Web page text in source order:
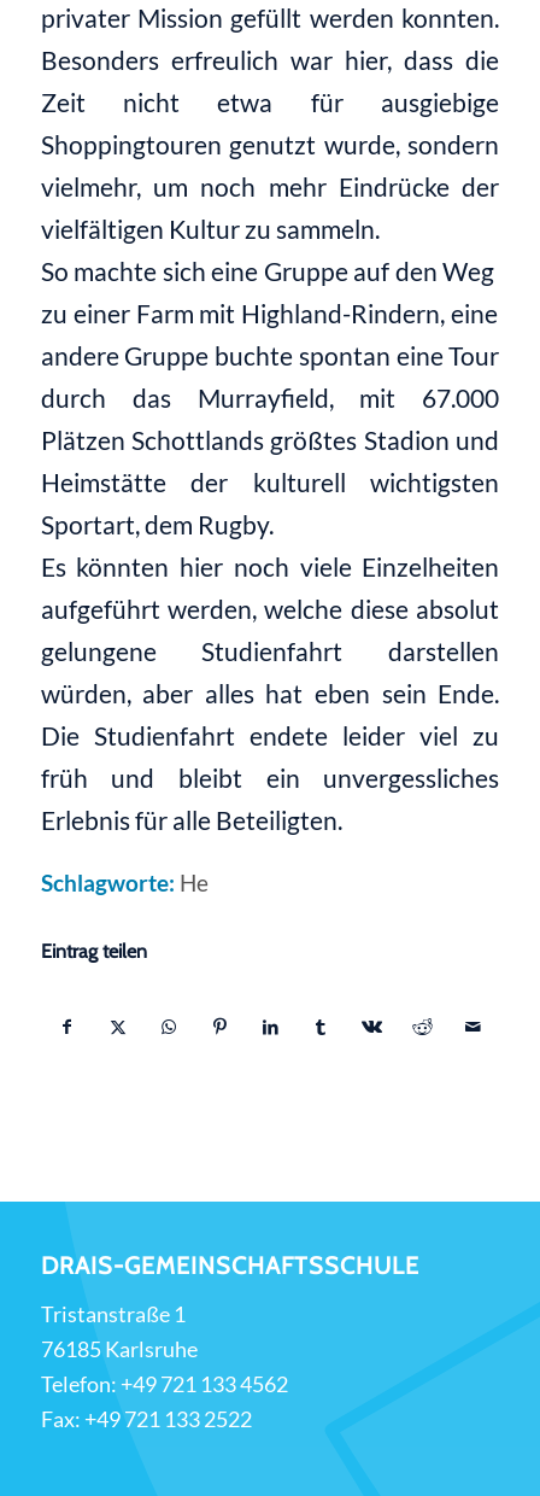
privater Mission gefüllt werden konnten.
Besonders erfreulich warhier, dass die
Zeit nicht etwa für ausgiebige
Shoppingtouren genutzt wurde, sondern
vielmehr, um noch mehr Eindrücke der
vielfältigen Kulturzu sammeln.
So machte sich eine Gruppe auf denWeg
zu einer Farm mit Highland-Rindern, eine
andere Gruppe buchte spontan eine Tour
durch das Murrayfield, mit 67.000
Plätzen Schottlands größtes Stadion und
Heimstätte der kulturell wichtigsten
Sportart, dem Rugby.
Es könnten hier noch viele Einzelheiten
aufgeführt werden, welche diese absolut
gelungene Studienfahrtdarstellen
würden, aber alles hat eben sein Ende.
Die Studienfahrt endete leider viel zu
früh und bleibt ein unvergessliches
Erlebnis für alle Beteiligten.
Schlagworte: He
Eintrag teilen
DRAIS-GEMEINSCHAFTSSCHULE
Tristanstraße 1
76185 Karlsruhe
Telefon: +49 721 133 4562
Fax: +49 721 133 2522